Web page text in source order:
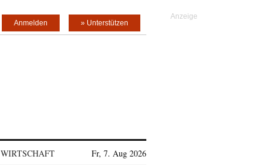
» Unterstützen
Anmelden
WIRTSCHAFT Fr, 7. Aug 2026